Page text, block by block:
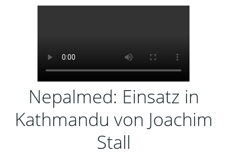
Nepalmed: Einsatz in
Kathmandu von Joachim
Stall